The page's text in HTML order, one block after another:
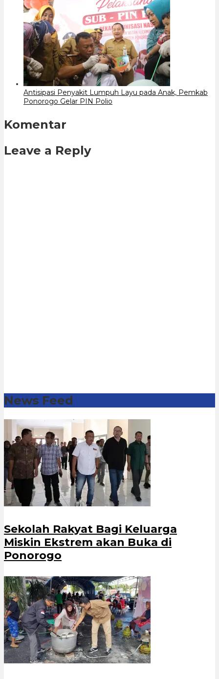
Antisipasi Penyakit Lumpuh Layu pada Anak, Pemkab
Ponorogo Gelar PIN Polio
Komentar
Leave a Reply
News Feed
Sekolah Rakyat Bagi Keluarga
Miskin Ekstrem akan Buka di
Ponorogo